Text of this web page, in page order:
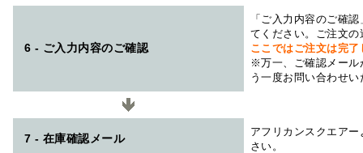
6 - ご入力内容のご確認
「ご入力内容のご確
てください。ご注文
ここではご注文は完
※万一、ご確認メール
う一度お問い合わせ
7 - 在庫確認メール
アフリカンスクエアー
さい。